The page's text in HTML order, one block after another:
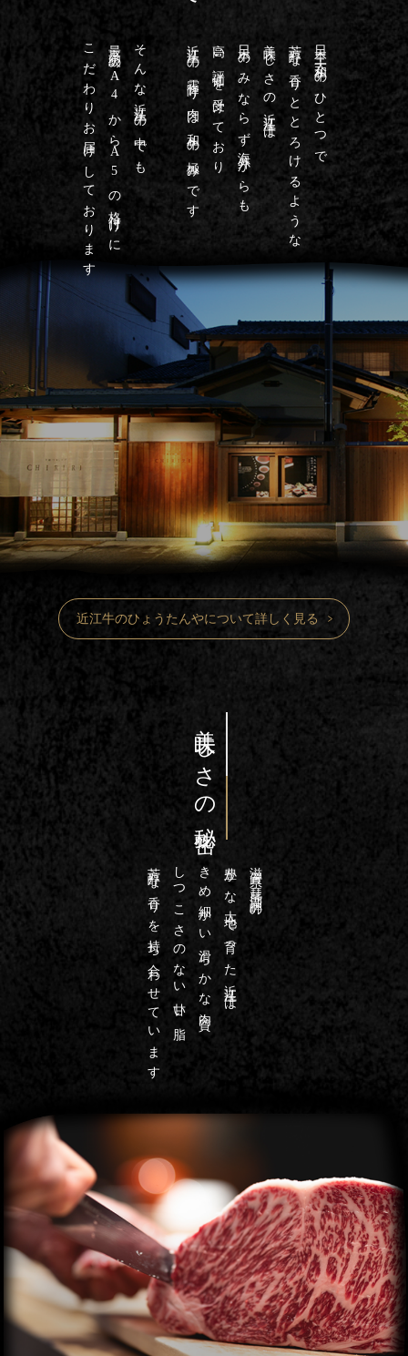
日本三大和牛のひとつで
芳醇な香りととろけるような
美味しさの近江牛は
日本のみならず海外からも
高い評価を受けており
近江牛の霜降り肉は和牛の極みです
そんな近江牛の中でも
最高級のA4からA5の格付けに
こだわりお届けしております
近江牛のひょうたんやについて詳しく見る
美味しさの秘密
滋賀県・琵琶湖畔の
豊かな大地で育った近江牛は
きめ細かい滑らかな肉質、
しつこさのない甘い脂
芳醇な香りを持ち合わせています